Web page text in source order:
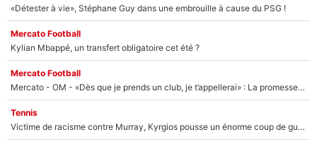
«Détester à vie», Stéphane Guy dans une embrouille à cause du PSG !
Mercato Football
Kylian Mbappé, un transfert obligatoire cet été ?
Mercato Football
Mercato - OM - «Dès que je prends un club, je t’appellerai» : La promesse de Marcelino au moment de claquer la porte
Tennis
Victime de racisme contre Murray, Kyrgios pousse un énorme coup de gueule !